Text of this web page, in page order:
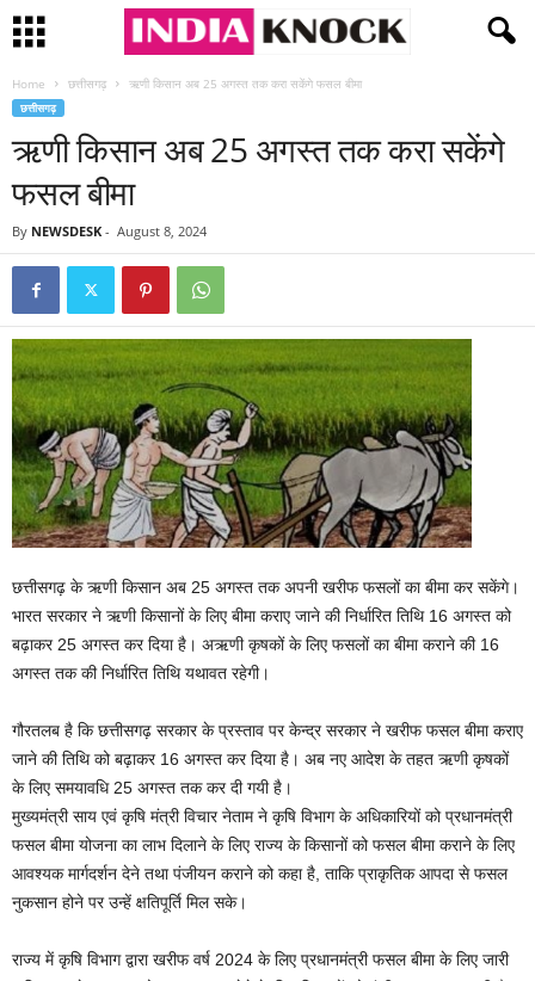
Home छत्तीसगढ़ ऋणी किसान अब 25 अगस्त तक करा सकेंगे फसल बीमा
छत्तीसगढ़
ऋणी किसान अब 25 अगस्त तक करा सकेंगे
फसल बीमा
By NEWSDESK - August 8, 2024
छत्तीसगढ़ के ऋणी किसान अब 25 अगस्त तक अपनी खरीफ फसलों का बीमा कर सकेंगे।
भारत सरकार ने ऋणी किसानों के लिए बीमा कराए जाने की निर्धारित तिथि 16 अगस्त को
बढ़ाकर 25 अगस्त कर दिया है। अऋणी कृषकों के लिए फसलों का बीमा कराने की 16
अगस्त तक की निर्धारित तिथि यथावत रहेगी।
गौरतलब है कि छत्तीसगढ़ सरकार के प्रस्ताव पर केन्द्र सरकार ने खरीफ फसल बीमा कराए
जाने की तिथि को बढ़ाकर 16 अगस्त कर दिया है। अब नए आदेश के तहत ऋणी कृषकों
के लिए समयावधि 25 अगस्त तक कर दी गयी है।
मुख्यमंत्री साय एवं कृषि मंत्री विचार नेताम ने कृषि विभाग के अधिकारियों को प्रधानमंत्री
फसल बीमा योजना का लाभ दिलाने के लिए राज्य के किसानों को फसल बीमा कराने के लिए
आवश्यक मार्गदर्शन देने तथा पंजीयन कराने को कहा है, ताकि प्राकृतिक आपदा से फसल
नुकसान होने पर उन्हें क्षतिपूर्ति मिल सके।
राज्य में कृषि विभाग द्वारा खरीफ वर्ष 2024 के लिए प्रधानमंत्री फसल बीमा के लिए जारी